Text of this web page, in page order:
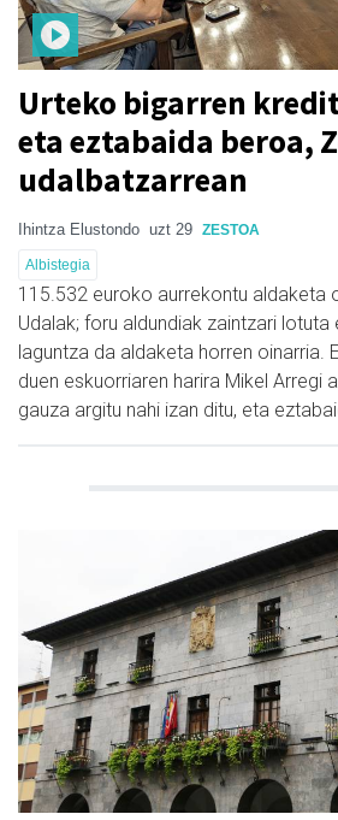
Urteko bigarren
eta eztabaida beroa,
udalbatzarrean
Ihintza Elustondo uzt 29 ZESTOA
Albistegia
115.532 euroko aurrekontu aldaketa
Udalak; foru aldundiak zaintzari lotuta
laguntza da aldaketa horren oinarria.
duen eskuorriaren harira Mikel Arregi
gauza argitu nahi izan ditu, eta